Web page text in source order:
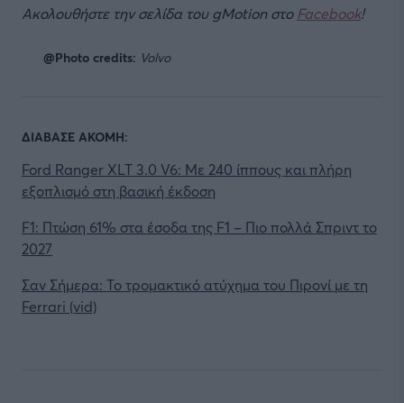
Ακολουθήστε την σελίδα του gMotion στο Facebook!
@Photo credits: Volvo
ΔΙΑΒΑΣΕ ΑΚΟΜΗ:
Ford Ranger XLT 3.0 V6: Με 240 ίππους και πλήρη
εξοπλισμό στη βασική έκδοση
F1: Πτώση 61% στα έσοδα της F1 – Πιο πολλά Σπριντ το
2027
Σαν Σήμερα: Το τρομακτικό ατύχημα του Πιρονί με τη
Ferrari (vid)